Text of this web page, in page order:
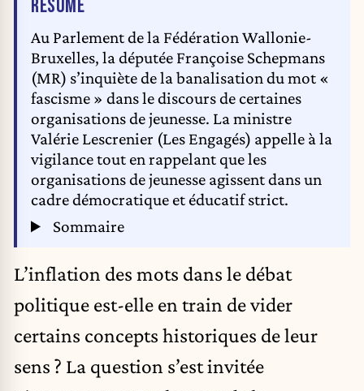
RÉSUMÉDE L'ARTICLE
Au Parlement de la Fédération Wallonie-
Bruxelles, la députée Françoise Schepmans
(MR) s’inquiète de la banalisation du mot «
fascisme » dans le discours de certaines
organisations de jeunesse. La ministre
Valérie Lescrenier (Les Engagés) appelle à la
vigilance tout en rappelant que les
organisations de jeunesse agissent dans un
cadre démocratique et éducatif strict.
Sommaire
L’inflation des mots dans le débat
politique est-elle en train de vider
certains concepts historiques de leur
sens ? La question s’est invitée